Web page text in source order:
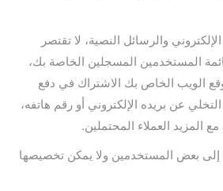
والرسائل النصية، لا تقتصر
المستخدمين المسجلين الخاصة بك،
الويب الخاص بك الاشتراك في دفع
عن بريده الإلكتروني أو رقم هاتفه،
المزيد العملاء المحتملين.
إلى بعض المستخدمين ولا يمكن تخصيصها